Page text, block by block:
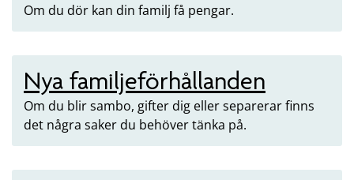
Om du dör kan din familj få pengar.
Nya familjeförhållanden
Om du blir sambo, gifter dig eller separerar finns
det några saker du behöver tänka på.